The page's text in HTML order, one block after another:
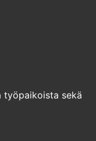
työpaikoista sekä